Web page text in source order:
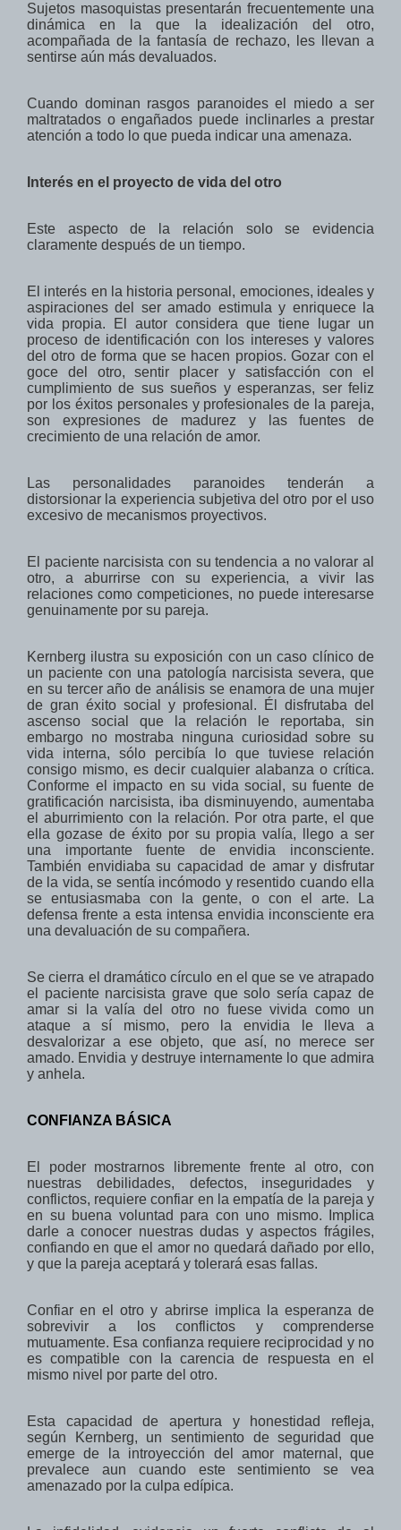
Sujetos masoquistas presentarán frecuentemente una
dinámica en la que la idealización del otro,
acompañada de la fantasía de rechazo, les llevan a
sentirse aún más devaluados.
Cuando dominan rasgos paranoides el miedo a ser
maltratados o engañados puede inclinarles a prestar
atención a todo lo que pueda indicar una amenaza.
Interés en el proyecto de vida del otro
Este aspecto de la relación solo se evidencia
claramente después de un tiempo.
El interés en la historia personal, emociones, ideales y
aspiraciones del ser amado estimula y enriquece la
vida propia. El autor considera que tiene lugar un
proceso de identificación con los intereses y valores
del otro de forma que se hacen propios. Gozar con el
goce del otro, sentir placer y satisfacción con el
cumplimiento de sus sueños y esperanzas, ser feliz
por los éxitos personales y profesionales de la pareja,
son expresiones de madurez y las fuentes de
crecimiento de una relación de amor.
Las personalidades paranoides tenderán a
distorsionar la experiencia subjetiva del otro por el uso
excesivo de mecanismos proyectivos.
El paciente narcisista con su tendencia a no valorar al
otro, a aburrirse con su experiencia, a vivir las
relaciones como competiciones, no puede interesarse
genuinamente por su pareja.
Kernberg ilustra su exposición con un caso clínico de
un paciente con una patología narcisista severa, que
en su tercer año de análisis se enamora de una mujer
de gran éxito social y profesional. Él disfrutaba del
ascenso social que la relación le reportaba, sin
embargo no mostraba ninguna curiosidad sobre su
vida interna, sólo percibía lo que tuviese relación
consigo mismo, es decir cualquier alabanza o crítica.
Conforme el impacto en su vida social, su fuente de
gratificación narcisista, iba disminuyendo, aumentaba
el aburrimiento con la relación. Por otra parte, el que
ella gozase de éxito por su propia valía, llego a ser
una importante fuente de envidia inconsciente.
También envidiaba su capacidad de amar y disfrutar
de la vida, se sentía incómodo y resentido cuando ella
se entusiasmaba con la gente, o con el arte. La
defensa frente a esta intensa envidia inconsciente era
una devaluación de su compañera.
Se cierra el dramático círculo en el que se ve atrapado
el paciente narcisista grave que solo sería capaz de
amar si la valía del otro no fuese vivida como un
ataque a sí mismo, pero la envidia le lleva a
desvalorizar a ese objeto, que así, no merece ser
amado. Envidia y destruye internamente lo que admira
y anhela.
CONFIANZA BÁSICA
El poder mostrarnos libremente frente al otro, con
nuestras debilidades, defectos, inseguridades y
conflictos, requiere confiar en la empatía de la pareja y
en su buena voluntad para con uno mismo. Implica
darle a conocer nuestras dudas y aspectos frágiles,
confiando en que el amor no quedará dañado por ello,
y que la pareja aceptará y tolerará esas fallas.
Confiar en el otro y abrirse implica
la esperanza de
sobrevivir a
los conflictos y comprenderse
mutuamente. Esa confianza requiere reciprocidad y no
es compatible con la carencia de respuesta en el
mismo nivel por parte del otro.
Esta capacidad de apertura y honestidad refleja,
según Kernberg, un sentimiento de seguridad que
emerge de la introyección del amor maternal, que
prevalece aun cuando este sentimiento se vea
amenazado por la culpa edípica.